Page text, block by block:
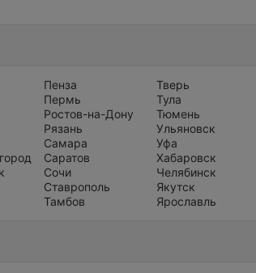
Пенза
Пермь
Ростов-на-Дону
Рязань
Самара
Саратов
Сочи
Ставрополь
Тамбов
Тверь
Тула
Тюмень
Ульяновск
Уфа
Хабаровск
Челябинск
Якутск
Ярославль